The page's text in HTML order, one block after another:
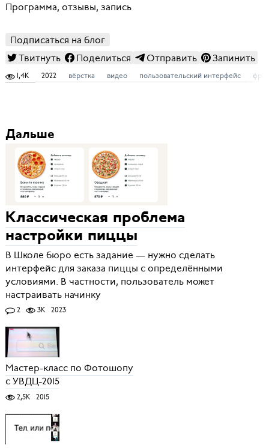
Программа, отзывы, запись
Подписаться на блог
Твитнуть
Поделиться Отправить Запинить
1,4K 2022 вёрстка видео пользовательский интерфейс
Дальше
Классическая проблема
настройки пиццы
В Школе бюро есть задание — нужно сделать
интерфейс для заказа пиццы с определёнными
условиями. В частности, пользователь может
настраивать начинку
2 3K 2023
Мастер-класс по Фотошопу
с УВДЦ-2015
2,5K 2015